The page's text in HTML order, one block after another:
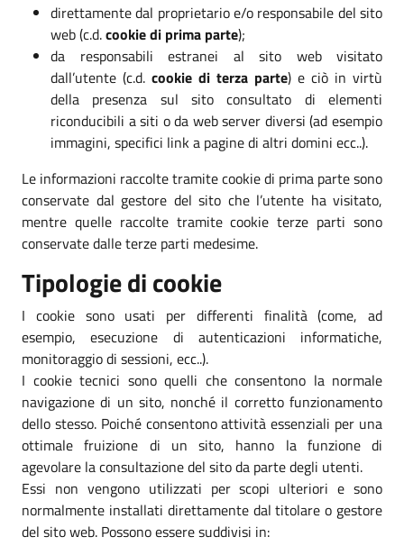
direttamente dal proprietario e/o responsabile del sito
web (c.d.cookie di prima parte);
da responsabili estranei al sito web visitato
dall’utente (c.d. cookie di terza parte) e ciò in virtù
della presenza sul sito consultato di elementi
riconducibili a siti o da web server diversi (ad esempio
immagini, specifici link a pagine di altri domini ecc..).
Le informazioni raccolte tramite cookie di prima parte sono
conservate dal gestore del sito che l’utente ha visitato,
mentre quelle raccolte tramite cookie terze parti sono
conservate dalle terze parti medesime.
Tipologie di cookie
I cookie sono usati per differenti finalità (come, ad
esempio, esecuzione di autenticazioni informatiche,
monitoraggio di sessioni, ecc..).
I cookie tecnici sono quelli che consentono la normale
navigazione di un sito, nonché il corretto funzionamento
dello stesso. Poiché consentono attività essenziali per una
ottimale fruizione di un sito, hanno la funzione di
agevolare la consultazione del sito da parte degli utenti.
Essi non vengono utilizzati per scopi ulteriori e sono
normalmente installati direttamente dal titolare o gestore
del sito web. Possono essere suddivisi in: